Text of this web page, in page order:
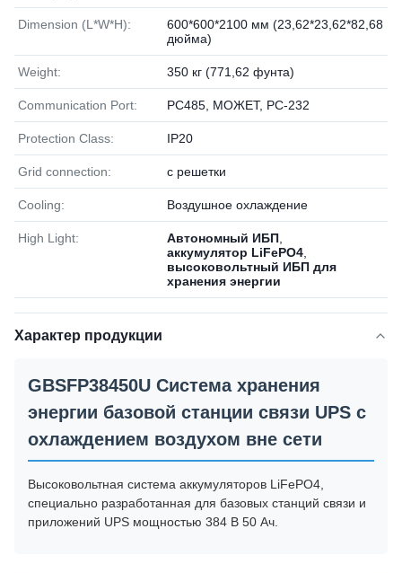
Dimension (L*W*H):
600*600*2100 мм (23,62*23,62*82,68
дюйма)
Weight: 350 кг (771,62 фунта)
Communication Port: РС485, МОЖЕТ, РС-232
Protection Class: IP20
Grid connection: с решетки
Cooling: Воздушное охлаждение
High Light: Автономный ИБП
аккумулятор LiFePO4
высоковольтный ИБП для
хранения энергии
Характер продукции
GBSFP38450U Система хранения
энергии базовой станции связи UPS с
охлаждением воздухом вне сети
Высоковольтная система аккумуляторов LiFePO4,
специально разработанная для базовых станций связи и
приложений UPS мощностью 384 В 50 Ач.